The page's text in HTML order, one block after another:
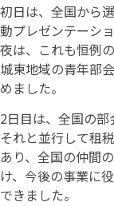
初日は、全国から
動プレゼンテーシ
夜は、これも恒例
城東地域の青年部
めました。
2日目は、全国の部
それと並行して租
あり、全国の仲間
け、今後の事業に
できました。